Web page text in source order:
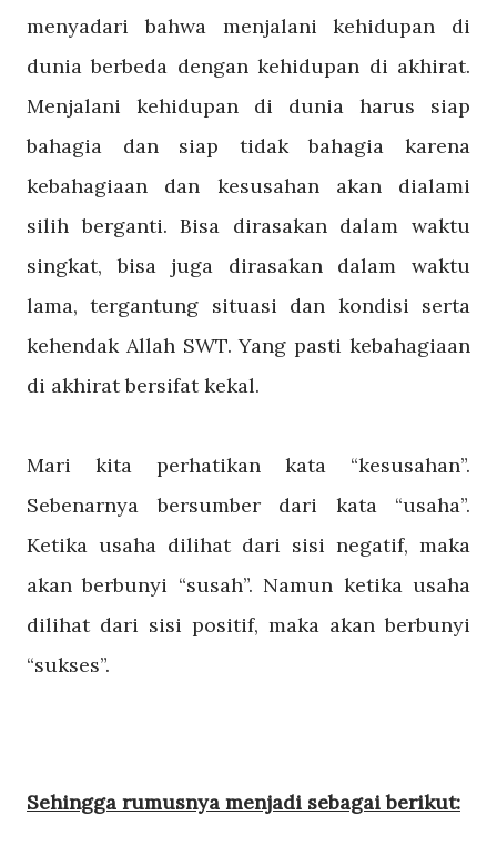
menyadari bahwa menjalani kehidupan di
dunia berbeda dengan kehidupan di akhirat.
Menjalani kehidupan di dunia harus siap
bahagia dan siap tidak bahagia karena
kebahagiaan dan kesusahan akan dialami
silih berganti. Bisa dirasakan dalam waktu
singkat, bisa juga dirasakan dalam waktu
lama, tergantung situasi dan kondisi serta
kehendak Allah SWT. Yang pasti kebahagiaan
di akhirat bersifat kekal.
Mari kita perhatikan kata “kesusahan”.
Sebenarnya bersumber dari kata “usaha”.
Ketika usaha dilihat dari sisi negatif, maka
akan berbunyi “susah”. Namun ketika usaha
dilihat dari sisi positif, maka akan berbunyi
“sukses”.
Sehingga rumusnya menjadi sebagai berikut: